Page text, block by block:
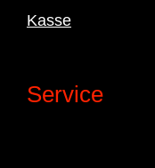
Kasse
Service